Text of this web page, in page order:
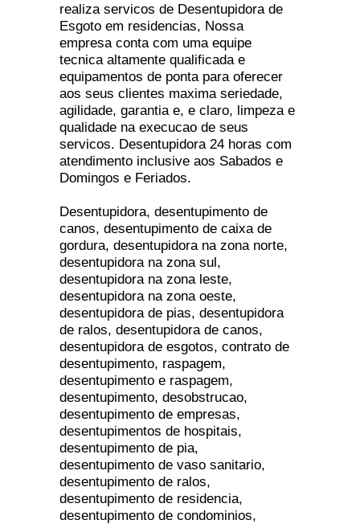
realiza servicos de Desentupidora de
Esgoto em residencias, Nossa
empresa conta com uma equipe
tecnica altamente qualificada e
equipamentos de ponta para oferecer
aos seus clientes maxima seriedade,
agilidade, garantia e, e claro, limpeza e
qualidade na execucao de seus
servicos. Desentupidora 24 horas com
atendimento inclusive aos Sabados e
Domingos e Feriados.
Desentupidora, desentupimento de
canos, desentupimento de caixa de
gordura, desentupidora na zona norte,
desentupidora na zona sul,
desentupidora na zona leste,
desentupidora na zona oeste,
desentupidora de pias, desentupidora
de ralos, desentupidora de canos,
desentupidora de esgotos, contrato de
desentupimento, raspagem,
desentupimento e raspagem,
desentupimento, desobstrucao,
desentupimento de empresas,
desentupimentos de hospitais,
desentupimento de pia,
desentupimento de vaso sanitario,
desentupimento de ralos,
desentupimento de residencia,
desentupimento de condominios,